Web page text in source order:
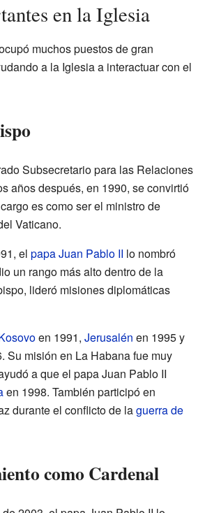
en la Iglesia
muchos puestos de gran
a la Iglesia a interactuar con el
Subsecretario para las Relaciones
años después, en 1990, se convirtió
es como ser el ministro de
Vaticano.
el papaJuan Pablo II lo nombró
un rango más alto dentro de la
lideró misiones diplomáticas
en 1991, Jerusalén en 1995 y
Su misión en La Habana fue muy
a que el papa Juan Pablo II
en 1998. También participó en
durante el conflicto de laguerra de
como Cardenal